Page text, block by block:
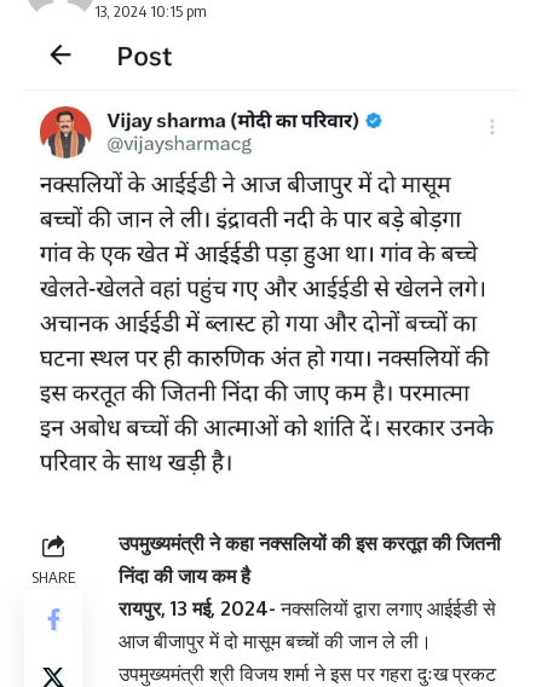
13, 2024 10:15 pm
SHARE
उपमुख्यमंत्री ने कहा नक्सलियों की इस करतूत की जितनी
निंदा की जाय कम है
रायपुर, 13 मई, 2024- नक्सलियों द्वारा लगाए आईईडी से
आज बीजापुर में दो मासूम बच्चों की जान ले ली।
उपमुख्यमंत्री श्री विजय शर्मा ने इस पर गहरा दुःख प्रकट